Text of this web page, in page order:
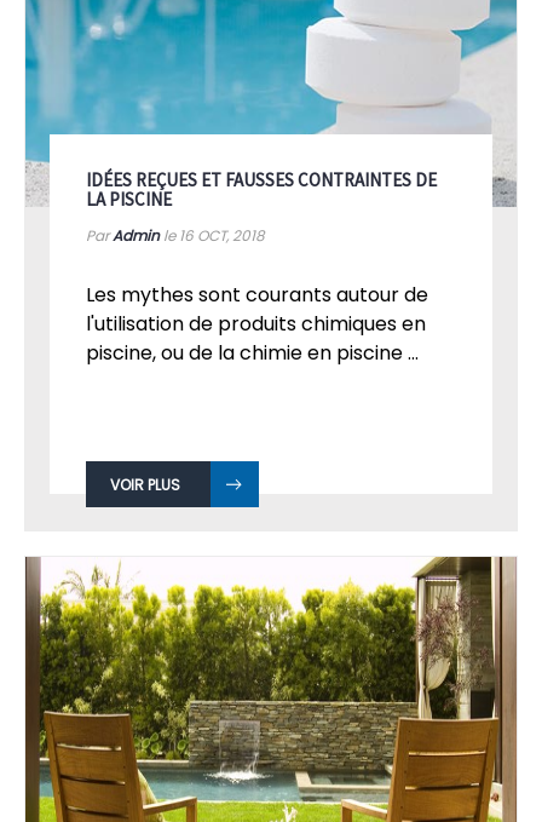
IDÉES REÇUES ET FAUSSES CONTRAINTES DE
LA PISCINE
ParAdminle 16 OCT, 2018
Les mythes sont courants autour de
l'utilisation de produits chimiques en
piscine, ou de la chimie en piscine ...
VOIR PLUS